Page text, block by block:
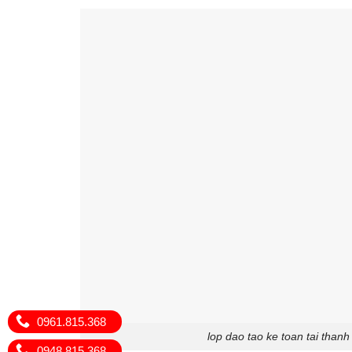
0961.815.368
lop dao tao ke toan tai thanh